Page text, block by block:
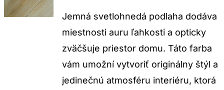
Jemná svetlohnedá podlaha dodáva
miestnosti auru ľahkosti a opticky
zväčšuje priestor domu. Táto farba
vám umožní vytvoriť originálny štýl a
jedinečnú atmosféru interiéru, ktorá